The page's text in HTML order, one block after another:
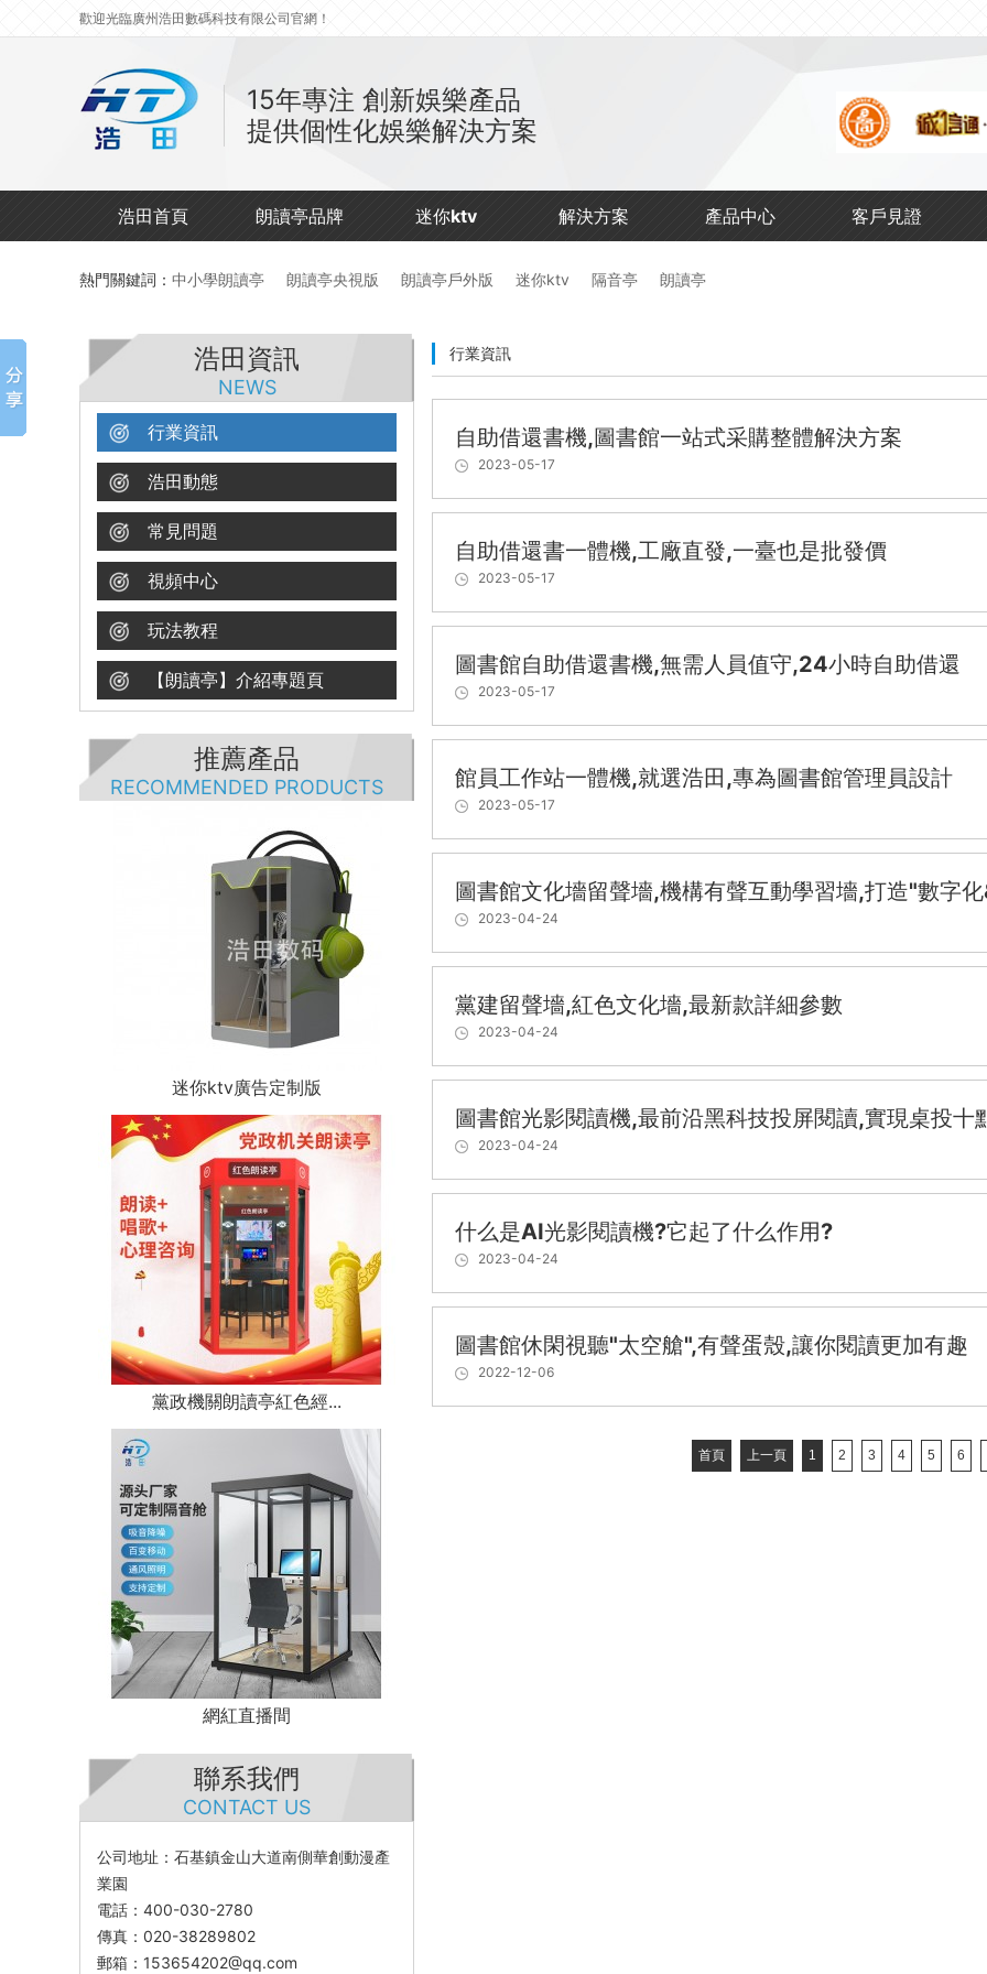
歡迎光臨廣州浩田數碼科技有限公司官網！
15年專注 創新娛樂產品
提供個性化娛樂解決方案
浩田首頁 朗讀亭品牌 迷你ktv 解決方案 產品中心 客戶見證
熱門關鍵詞： 中小學朗讀亭 朗讀亭央視版 朗讀亭戶外版 迷你ktv 隔音亭 朗讀亭
浩田資訊
NEWS
行業資訊
浩田動態
常見問題
視頻中心
玩法教程
【朗讀亭】介紹專題頁
推薦產品
RECOMMENDED PRODUCTS
迷你ktv廣告定制版
黨政機關朗讀亭紅色經...
網紅直播間
聯系我們
CONTACT US
公司地址：石基鎮金山大道南側華創動漫產
業園
電話：400-030-2780
傳真：020-38289802
郵箱：153654202@qq.com
行業資訊
自助借還書機,圖書館一站式采購整體解決方案
2023-05-17
自助借還書一體機,工廠直發,一臺也是批發價
2023-05-17
圖書館自助借還書機,無需人員值守,24小時自助借還
2023-05-17
館員工作站一體機,就選浩田,專為圖書館管理員設計
2023-05-17
圖書館文化墻留聲墻,機構有聲互動學習墻,打造"數字
2023-04-24
黨建留聲墻,紅色文化墻,最新款詳細參數
2023-04-24
圖書館光影閱讀機,最前沿黑科技投屏閱讀,實現桌投十
2023-04-24
什么是AI光影閱讀機?它起了什么作用?
2023-04-24
圖書館休閑視聽"太空艙",有聲蛋殼,讓你閱讀更加有趣
2022-12-06
首頁 上一頁 1 2 3 4 5 6